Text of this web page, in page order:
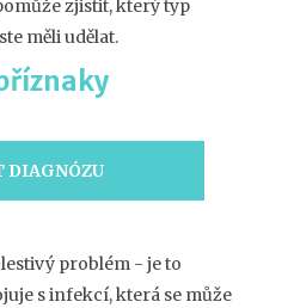
zjistit, který typ
měli udělat.
DIAGNÓZU
problém - je to
s infekcí, která se může